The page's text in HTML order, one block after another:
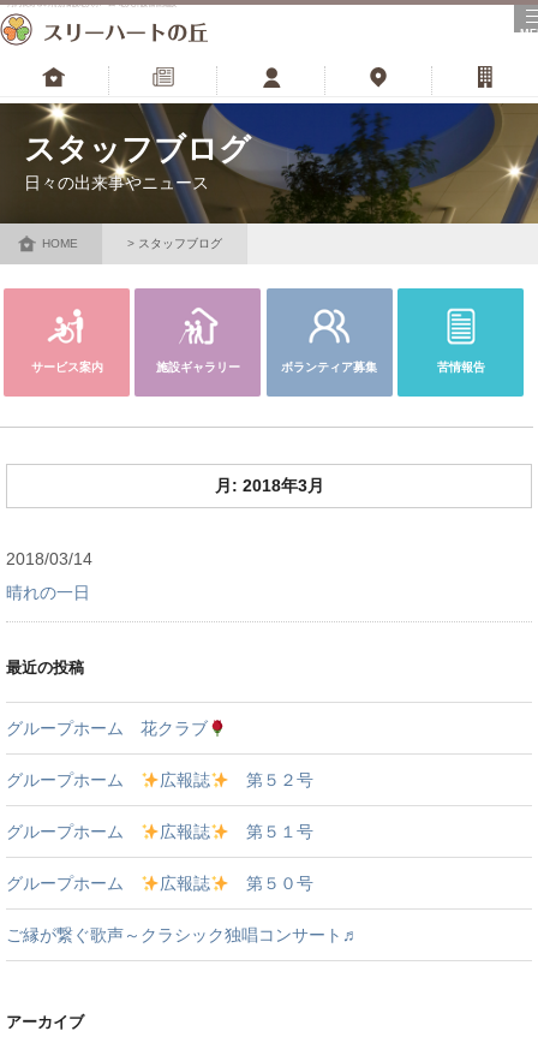
トップ 更新情報 スタッフ アクセス 財団サイト
スタッフブログ
日々の出来事やニュース
HOME スタッフブログ
サービス案内 施設ギャラリー ボランティア募集 苦情報告
月: 2018年3月
2018/03/14
晴れの一日
最近の投稿
グループホーム 花クラブ
グループホーム 広報誌 第５２号
グループホーム 広報誌 第５１号
グループホーム 広報誌 第５０号
ご縁が繋ぐ歌声～クラシック独唱コンサート♬
アーカイブ